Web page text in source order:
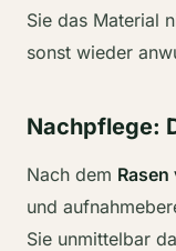
Sie das Material
sonst wieder
Nachpflege:
Nach dem
und
Sie unmittelbar